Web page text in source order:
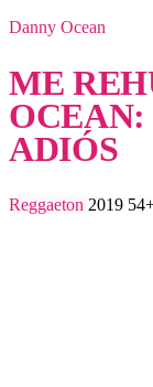
Danny Ocean
ME
ADIÓS
Reggaeton 2019